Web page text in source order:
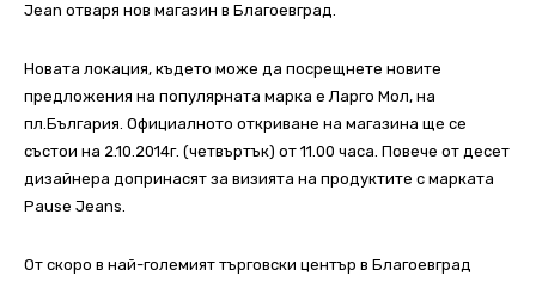
Jean отваря нов магазин в Благоевград.
Новата локация, където може да посрещнете новите
предложения на популярната марка е Ларго Мол, на
пл.България. Официалното откриване на магазина ще се
състои на 2.10.2014г. (четвъртък) от 11.00 часа. Повече от десет
дизайнера допринасят за визията на продуктите с марката
Pause Jeans.
От скоро в най-големият търговски център в Благоевград